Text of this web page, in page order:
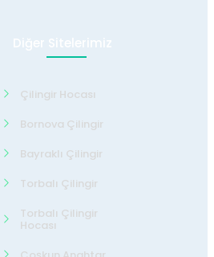
Diğer Sitelerimiz
Çilingir Hocası
Bornova Çilingir
Bayraklı Çilingir
Torbalı Çilingir
Torbalı Çilingir
Hocası